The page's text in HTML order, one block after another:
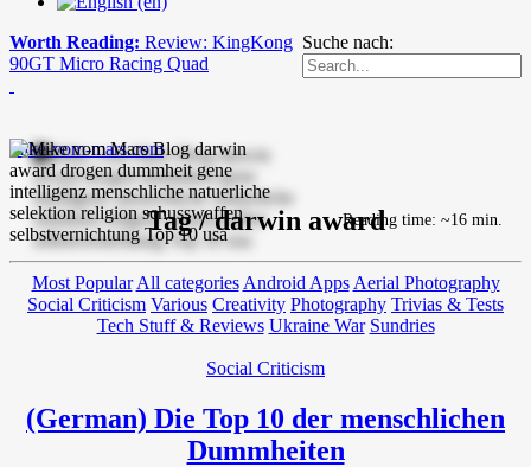
Suche nach:
Worth Reading: Review: KingKong
90GT Micro Racing Quad
mike-vom-mars.com
Tag / darwin award
Most Popular All categories Android Apps Aerial Photography
Social Criticism Various Creativity Photography Trivias & Tests
Tech Stuff & Reviews Ukraine War Sundries
Social Criticism
(German) Die Top 10 der menschlichen
Dummheiten
Reading time: ~16 min.